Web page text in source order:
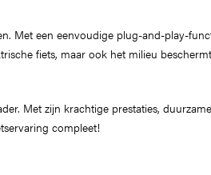
Met een eenvoudige plug-and-play-
fiets, maar ook het milieu
Met zijn krachtige prestaties,
compleet!